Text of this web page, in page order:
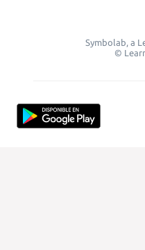
Symbolab, a
©